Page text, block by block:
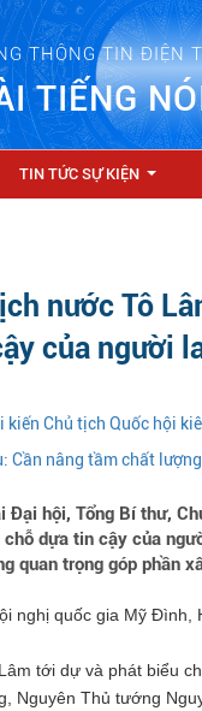
THÔNG TIN ĐIỆN
TIẾNG
TIN TỨC SỰ KIỆN
nước Tô
của người
Chủ tịch Quốc hội
Cần nâng tầm chất
Đại hội, Tổng Bí thư,
dựa tin cậy của
quan trọng góp phần
nghị quốc gia Mỹ
tới dự và phát biểu
Nguyên Thủ tướng